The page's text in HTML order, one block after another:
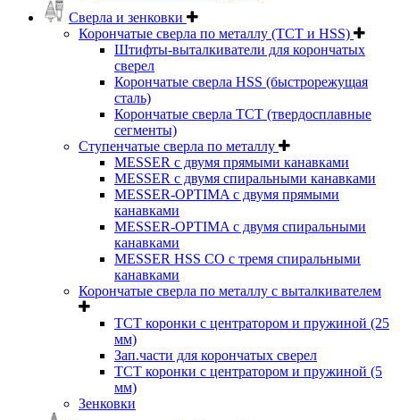
Сверла и зенковки
Корончатые сверла по металлу (TCT и HSS)
Штифты-выталкиватели для корончатых
сверел
Корончатые сверла HSS (быстрорежущая
сталь)
Корончатые сверла TCT (твердосплавные
сегменты)
Ступенчатые сверла по металлу
MESSER с двумя прямыми канавками
MESSER с двумя спиральными канавками
MESSER-OPTIMA с двумя прямыми
канавками
MESSER-OPTIMA с двумя спиральными
канавками
MESSER HSS CО с тремя спиральными
канавками
Корончатые сверла по металлу c выталкивателем
ТСТ коронки с центратором и пружиной (25
мм)
Зап.части для корончатых сверел
ТСТ коронки с центратором и пружиной (5
мм)
Зенковки